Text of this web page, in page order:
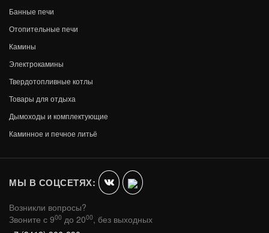
Банные печи
Отопительные печи
Камины
Электрокамины
Твердотопливные котлы
Товары для отдыха
Дымоходы и комплектующие
Каминное и печное литьё
МЫ В СОЦСЕТЯХ:
Возникли вопросы?
Звоните с 900 до 2000, без выходных